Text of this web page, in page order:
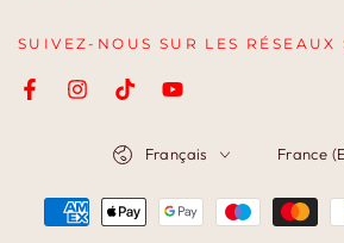
SUIVEZ-NOUS SUR LES RÉSEAUX
FacebookInstagramTikTokYouTube
Français France
Modes